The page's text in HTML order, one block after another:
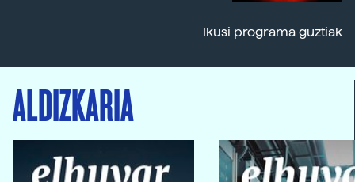
Ikusi programa guztiak
ALDIZKARIA